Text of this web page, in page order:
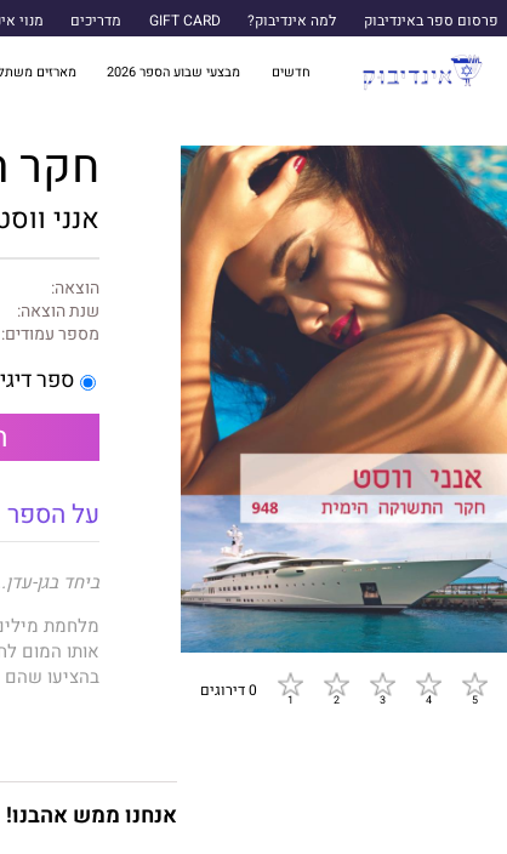
פרסום ספר באינדיבוק למה אינדיבוק? GIFT CARD מדריכים מנוי
חדשים מבצעי שבוע הספר 2026 מארזים
0 דירוגים
חקר
אנני
הוצאה:
שנת הוצאה:
מספר עמודים:
ספר
על הספר
ביחד בגן-
מלחמת
אותו המום
בהציעו שהם
היאכטה
קורה
יתחתן או
אנחנו ממש אהבנו!